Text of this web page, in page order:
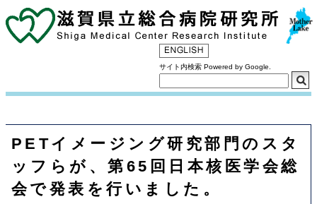
サイト内検索 Powered by Google.
PETイメージング研究部門のスタ
ッフらが、第65回日本核医学会総
会で発表を行いました。